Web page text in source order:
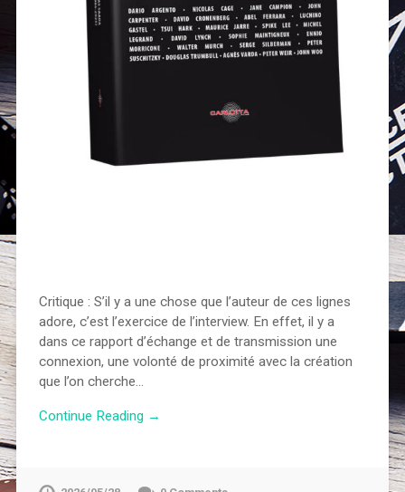
Critique : S’il y a une chose que l’auteur de ces lignes
adore, c’est l’exercice de l’interview. En effet, il y a
dans ce rapport d’échange et de transmission une
connexion, une volonté de proximité avec la création
que l’on cherche…
Continue Reading →